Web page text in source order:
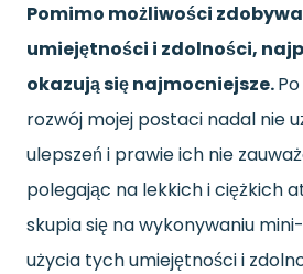
Pomimo możliwości
umiejętności i zdolności,
okazują się najmocniejsze.
rozwój mojej postaci nadal nie
ulepszeń i prawie ich nie
polegając na lekkich i ciężkich
skupia się na wykonywaniu
użycia tych umiejętności i